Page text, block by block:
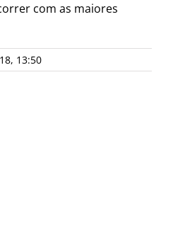
com as maiores
13:50